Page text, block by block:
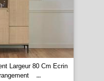
Largeur 80 Cm Ecrin
...